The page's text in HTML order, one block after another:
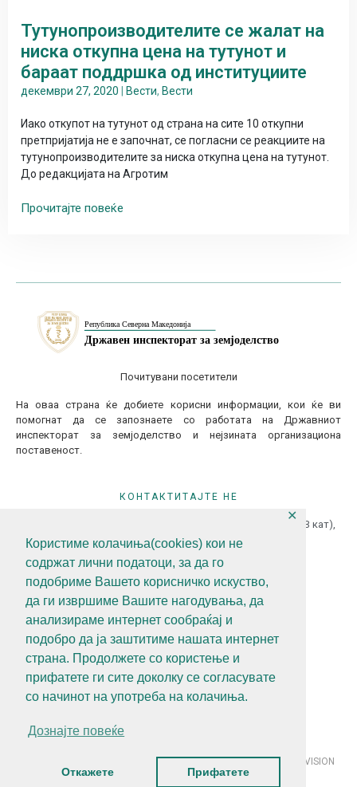
Користиме колачиња(cookies) кои не
содржат лични податоци, за да го
подобриме Вашето корисничко искуство,
да ги извршиме Вашите нагодувања, да
анализираме интернет сообраќај и
подобро да ја заштитиме нашата интернет
страна. Продолжете со користење и
прифатете ги сите доколку се согласувате
со начинот на употреба на колачиња.
Дознајте повеќе
Откажете Прифатете
✕
Тутунопроизводителите се жалат на
ниска откупна цена на тутунот и
бараат поддршка од институциите
декември 27, 2020 Вести, Вести
Иако откупот на тутунот од страна на сите 10 откупни
претпријатија не е започнат, се погласни се реакциите на
тутунопроизводителите за ниска откупна цена на тутунот.
До редакцијата на Агротим
Прочитајте повеќе
Почитувани посетители
На оваа страна ќе добиете корисни информации, кои ќе ви
помогнат да се запознаете со работата на Државниот
инспекторат за земјоделство и нејзината организациона
поставеност.
КОНТАКТИТАЈТЕ НЕ
ул.Гоце Делчев бр.18 (Македонска Радио Телевизија 13 кат),
1000 Скопје, Р.С.Македонија
+389 (0)2 3121 462
+389 (0)2 3121 462
diz@diz.gov.mk
СЛЕДЕТЕ НЕ
© 2021 Државен инспекторат за земјоделство | Developed by VISION